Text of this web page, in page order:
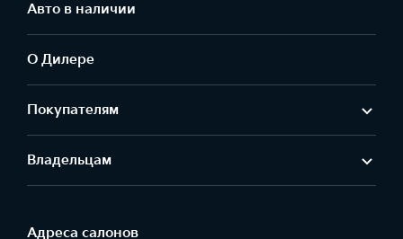
Авто в наличии
О Дилере
Покупателям
Владельцам
Адреса салонов